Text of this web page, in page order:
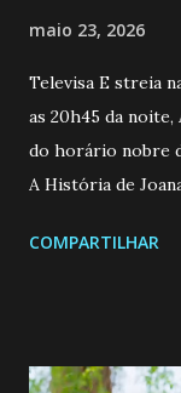
maio 23, 2026
Televisa E streia
as 20h45 da noite,
do horário nobre
A História de
de 25/05/26 a 31/
permanecer
COMPARTILHAR